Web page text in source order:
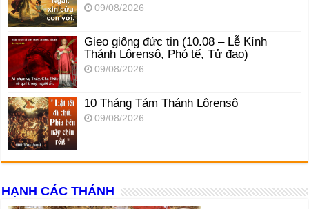
09/08/2026
Gieo giống đức tin (10.08 – Lễ Kính
Thánh Lôrensô, Phó tế, Tử đạo)
09/08/2026
10 Tháng Tám Thánh Lôrensô
09/08/2026
HẠNH CÁC THÁNH